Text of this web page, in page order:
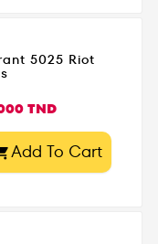
5025 Riot
TND
Add To Cart